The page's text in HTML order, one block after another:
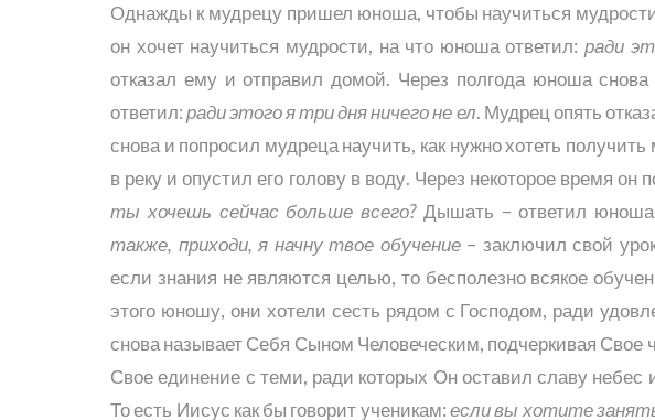
Однажды к мудрецу пришел юноша, чтобы научиться
он хочет научиться мудрости, на что юноша ответил:ради
отказал ему и отправил домой. Через полгода юноша
ответил:ради этого я три дня ничего не ел. Мудрец опять
снова и попросил мудреца научить, как нужно хотеть
в реку и опустил его голову в воду. Через некоторое время
ты хочешь сейчас больше всего?Дышать – ответил
также, приходи, я начну твое обучение– заключил свой
если знания не являются целью, то бесполезно всякое
этого юношу, они хотели сесть рядом с Господом, ради
снова называет Себя Сыном Человеческим, подчеркивая Свое
Свое единение с теми, ради которых Он оставил славу небес
То есть Иисус как бы говорит ученикам:если вы хотите